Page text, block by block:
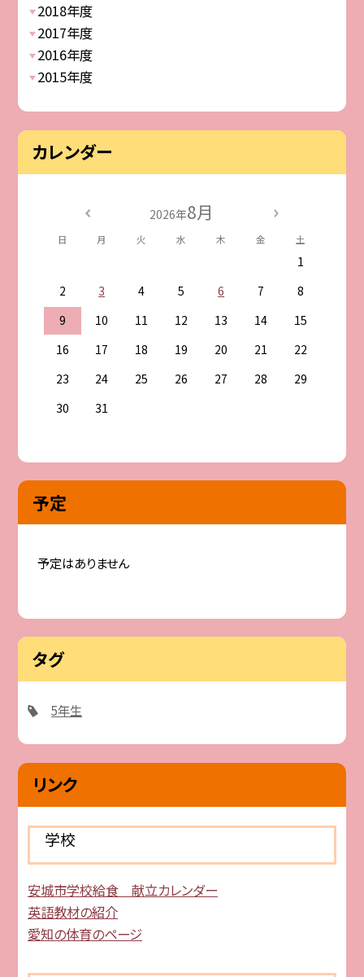
2018年度
2017年度
2016年度
2015年度
カレンダー
2026年8月
日 月 火 水 木 金 土
1
2
3 4 5 6 7
8
9
10 11 12 13 14
15
16
17 18 19 20 21
22
23
24 25 26 27 28
29
30
31
予定
予定はありません
タグ
5年生
リンク
学校
安城市学校給食 献立カレンダー
英語教材の紹介
愛知の体育のページ